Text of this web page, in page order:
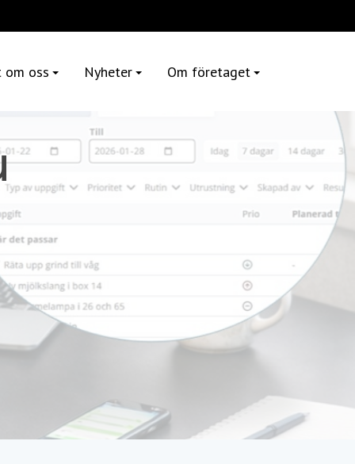
om oss Nyheter Om företaget